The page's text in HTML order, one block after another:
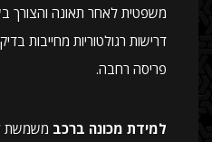
משפטית לאחר תאונה והצורך
דרישות רגולטוריות מחייבות
פריסה רחבה.
למידת מכונה ברכב משמשת